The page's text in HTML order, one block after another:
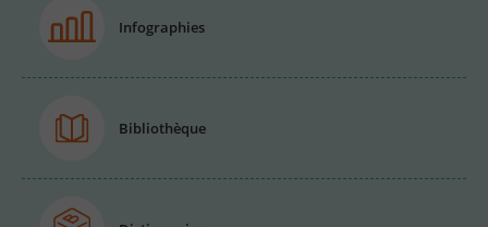
Infographies
Bibliothèque